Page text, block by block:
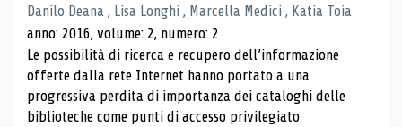
Danilo Deana , Lisa Longhi , Marcella Medici , Katia Toia
anno: 2016, volume: 2, numero: 2
Le possibilità di ricerca e recupero dell’informazione
offerte dalla rete Internet hanno portato a una
progressiva perdita di importanza dei cataloghi delle
biblioteche come punti di accesso privilegiato